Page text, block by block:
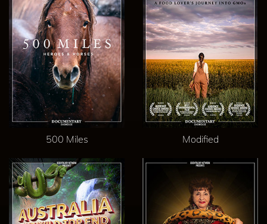
500 Miles Modified